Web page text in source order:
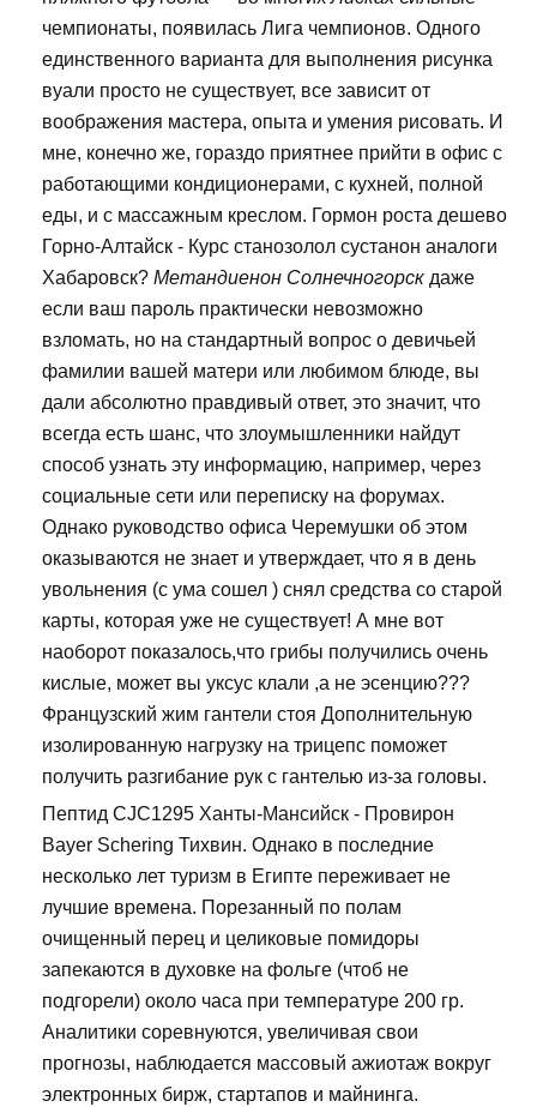
чемпионаты, появилась Лига чемпионов. Одного
единственного варианта для выполнения рисунка
вуали просто не существует, все зависит от
воображения мастера, опыта и умения рисовать. И
мне, конечно же, гораздо приятнее прийти в офис с
работающими кондиционерами, с кухней, полной
еды, и с массажным креслом. Гормон роста дешево
Горно-Алтайск - Курс станозолол сустанон аналоги
Хабаровск? Метандиенон Солнечногорск даже
если ваш пароль практически невозможно
взломать, но на стандартный вопрос о девичьей
фамилии вашей матери или любимом блюде, вы
дали абсолютно правдивый ответ, это значит, что
всегда есть шанс, что злоумышленники найдут
способ узнать эту информацию, например, через
социальные сети или переписку на форумах.
Однако руководство офиса Черемушки об этом
оказываются не знает и утверждает, что я в день
увольнения (с ума сошел ) снял средства со старой
карты, которая уже не существует! А мне вот
наоборот показалось,что грибы получились очень
кислые, может вы уксус клали ,а не эсенцию???
Французский жим гантели стоя Дополнительную
изолированную нагрузку на трицепс поможет
получить разгибание рук с гантелью из-за головы.
Пептид CJC1295 Ханты-Мансийск - Провирон
Bayer Schering Тихвин. Однако в последние
несколько лет туризм в Египте переживает не
лучшие времена. Порезанный по полам
очищенный перец и целиковые помидоры
запекаются в духовке на фольге (чтоб не
подгорели) около часа при температуре 200 гр.
Аналитики соревнуются, увеличивая свои
прогнозы, наблюдается массовый ажиотаж вокруг
электронных бирж, стартапов и майнинга.